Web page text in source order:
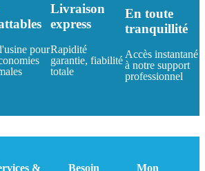
pour
Livraison
express
Rapidité
garantie, fiabilité
totale
En toute
tranquillité
Accès instantané
à notre support
professionnel
& Besoin Mon